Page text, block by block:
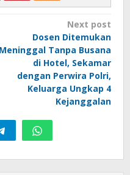
Next post
Dosen Ditemukan
Meninggal Tanpa Busana
di Hotel, Sekamar
dengan Perwira Polri,
Keluarga Ungkap 4
Kejanggalan